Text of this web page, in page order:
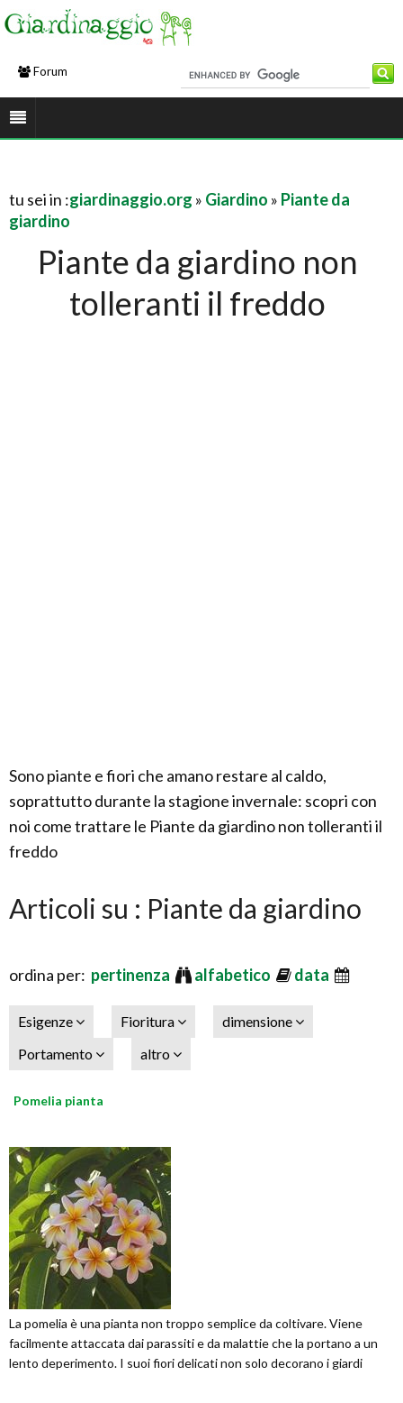
Forum
tu sei in :giardinaggio.org » Giardino » Piante da
giardino
Piante da giardino non
tolleranti il freddo
Sono piante e fiori che amano restare al caldo,
soprattutto durante la stagione invernale: scopri con
noi come trattare le Piante da giardino non tolleranti il
freddo
Articoli su : Piante da giardino
ordina per: pertinenza alfabetico data
Esigenze Fioritura
dimensione
Portamento
altro
Pomelia pianta
La pomelia è una pianta non troppo semplice da coltivare. Viene
facilmente attaccata dai parassiti e da malattie che la portano a un
lento deperimento. I suoi fiori delicati non solo decorano i giardi